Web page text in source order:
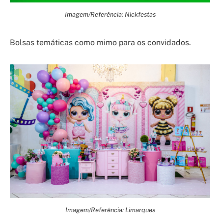
Imagem/Referência: Nickfestas
Bolsas temáticas como mimo para os convidados.
Imagem/Referência: Limarques